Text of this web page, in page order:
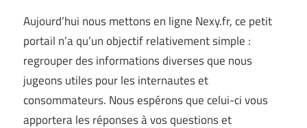
Aujourd’hui nous mettons en ligne Nexy.fr, ce petit
portail n’a qu’un objectif relativement simple :
regrouper des informations diverses que nous
jugeons utiles pour les internautes et
consommateurs. Nous espérons que celui-ci vous
apportera les réponses à vos questions et